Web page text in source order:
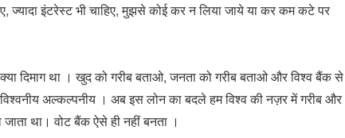
ज्यादा इंटरेस्ट भी चाहिए, मुझसे कोई कर न लिया जाये या कर कम कटे पर
दिमाग था । खुद को गरीब बताओ, जनता को गरीब बताओ और विश्व बैंक से
अल्कल्पनीय । अब इस लोन का बदले हम विश्व की नज़र में गरीब और
था। वोट बैंक ऐसे ही नहीं बनता ।